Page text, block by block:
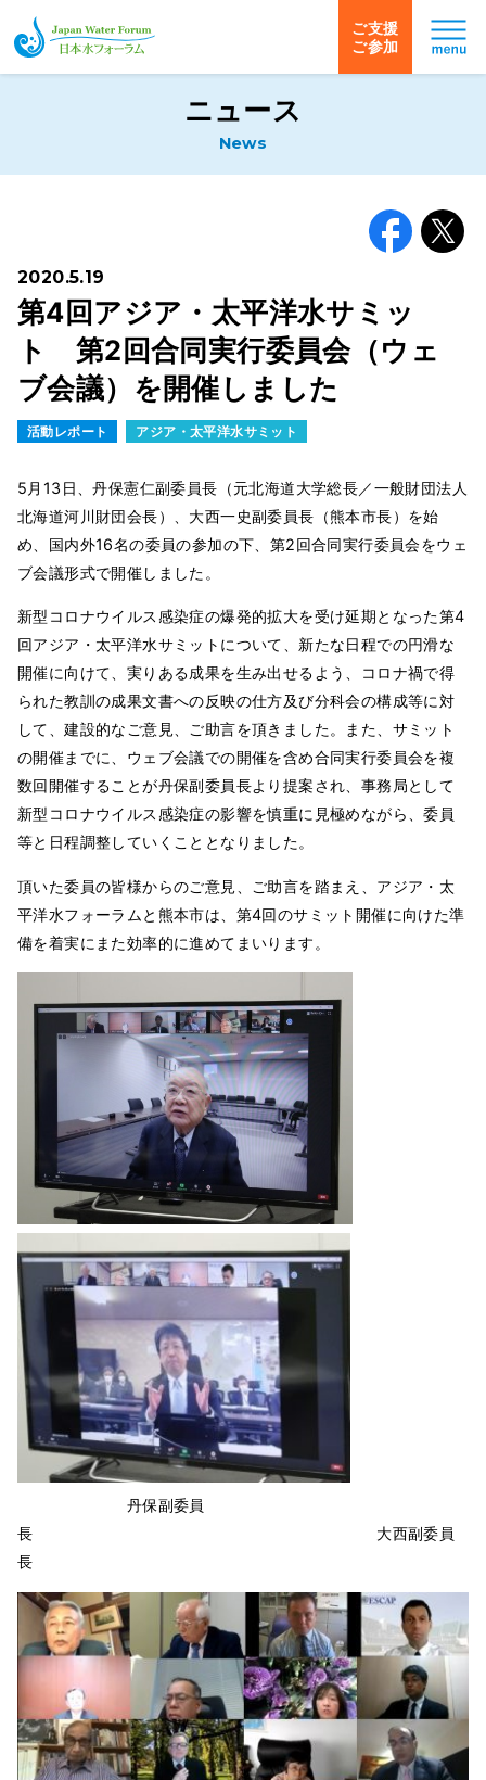
日本水フォーラム
ご支援
ご参加
ニュース
News
2020.5.19
第4回アジア・太平洋水サミッ
ト 第2回合同実行委員会（ウェ
ブ会議）を開催しました
活動レポート アジア・太平洋水サミット
5月13日、丹保憲仁副委員長（元北海道大学総長／一般財団法人
北海道河川財団会長）、大西一史副委員長（熊本市長）を始
め、国内外16名の委員の参加の下、第2回合同実行委員会をウェ
ブ会議形式で開催しました。
新型コロナウイルス感染症の爆発的拡大を受け延期となった第4
回アジア・太平洋水サミットについて、新たな日程での円滑な
開催に向けて、実りある成果を生み出せるよう、コロナ禍で得
られた教訓の成果文書への反映の仕方及び分科会の構成等に対
して、建設的なご意見、ご助言を頂きました。また、サミット
の開催までに、ウェブ会議での開催を含め合同実行委員会を複
数回開催することが丹保副委員長より提案され、事務局として
新型コロナウイルス感染症の影響を慎重に見極めながら、委員
等と日程調整していくこととなりました。
頂いた委員の皆様からのご意見、ご助言を踏まえ、アジア・太
平洋水フォーラムと熊本市は、第4回のサミット開催に向けた準
備を着実にまた効率的に進めてまいります。
丹保副委員
長 大西副委員
長